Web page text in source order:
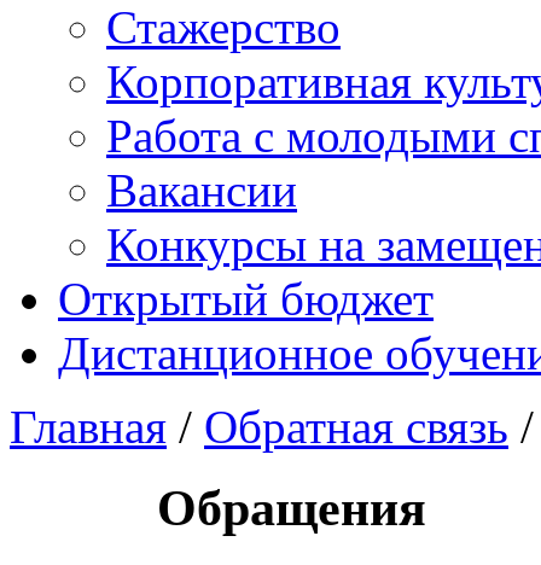
Стажерство
Корпоративная
Работа с молодыми
Вакансии
Конкурсы на
Открытый бюджет
Дистанционное
Главная / Обратная связь
Обращения